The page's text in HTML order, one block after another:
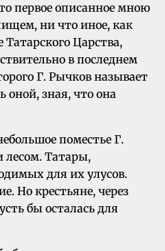
первое описанное мною
ни что иное, как
Царства,
в последнем
Г. Рычков называет
оной, зная, что она
поместье Г.
лесом. Татары,
для их улусов.
Но крестьяне, через
бы осталась для